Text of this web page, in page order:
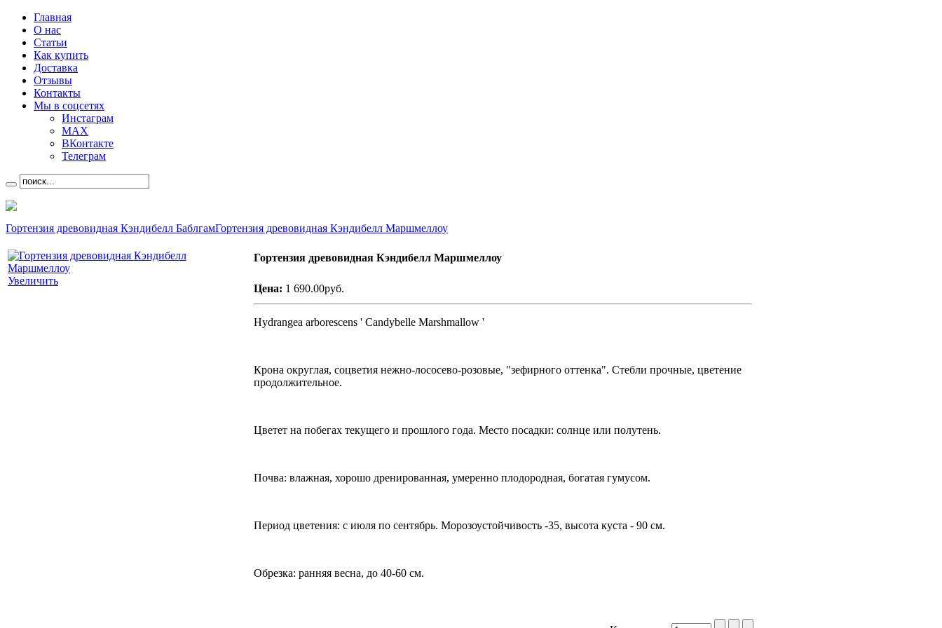
Главная
О нас
Статьи
Как купить
Доставка
Отзывы
Контакты
Мы в соцсетях
Инстаграм
MAX
ВКонтакте
Телеграм
Гортензия древовидная Кэндибелл БаблгамГортензия древовидная Кэндибелл Маршмеллоу
Увеличить
Гортензия древовидная Кэндибелл Маршмеллоу
Цена: 1 690.00руб.
Hydrangea arborescens ' Candybelle Marshmallow '
Крона округлая, соцветия нежно-лососево-розовые, "зефирного оттенка". Стебли прочные, цветение
продолжительное.
Цветет на побегах текущего и прошлого года. Место посадки: солнце или полутень.
Почва: влажная, хорошо дренированная, умеренно плодородная, богатая гумусом.
Период цветения: с июля по сентябрь. Морозоустойчивость -35, высота куста - 90 см.
Обрезка: ранняя весна, до 40-60 см.